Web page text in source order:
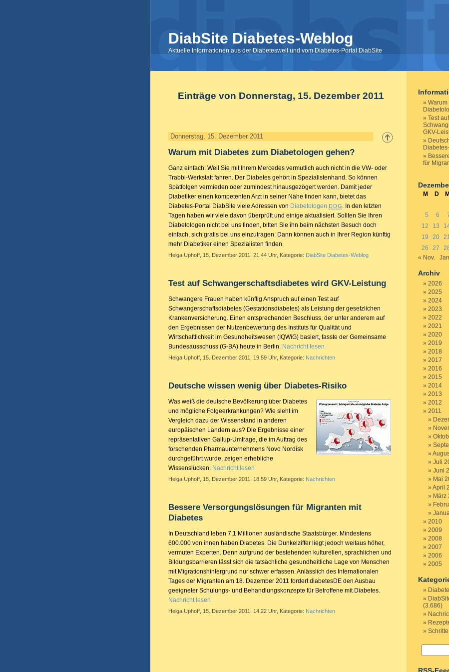
DiabSite Diabetes-Weblog
Aktuelle Informationen aus der Diabeteswelt und vom Diabetes-Portal DiabSite
Einträge von Donnerstag, 15. Dezember 2011
Donnerstag, 15. Dezember 2011
Warum mit Diabetes zum Diabetologen gehen?
Ganz einfach: Weil Sie mit Ihrem Mercedes vermutlich auch nicht in die VW- oder
Trabbi-Werkstatt fahren. Der Diabetes gehört in Spezialistenhand. So können
Spätfolgen vermieden oder zumindest hinausgezögert werden. Damit jeder
Diabetiker einen kompetenten Arzt in seiner Nähe finden kann, bietet das
Diabetes-Portal DiabSite viele Adressen von Diabetologen DDG. In den letzten
Tagen haben wir viele davon überprüft und einige aktualisiert. Sollten Sie Ihren
Diabetologen nicht bei uns finden, bitten Sie ihn beim nächsten Besuch doch
einfach, sich gratis bei uns einzutragen. Dann können auch in Ihrer Region künftig
mehr Diabetiker einen Spezialisten finden.
Helga Uphoff, 15. Dezember 2011, 21.44 Uhr, Kategorie: DiabSite Diabetes-Weblog
Test auf Schwangerschaftsdiabetes wird GKV-Leistung
Schwangere Frauen haben künftig Anspruch auf einen Test auf
Schwangerschaftsdiabetes (Gestationsdiabetes) als Leistung der gesetzlichen
Krankenversicherung. Einen entsprechenden Beschluss, der unter anderem auf
den Ergebnissen der Nutzenbewertung des Instituts für Qualität und
Wirtschaftlichkeit im Gesundheitswesen (IQWiG) basiert, fasste der Gemeinsame
Bundesausschuss (G-BA) heute in Berlin. Nachricht lesen
Helga Uphoff, 15. Dezember 2011, 19.59 Uhr, Kategorie: Nachrichten
Deutsche wissen wenig über Diabetes-Risiko
Was weiß die deutsche Bevölkerung über Diabetes
und mögliche Folgeerkrankungen? Wie sieht im
Vergleich dazu der Wissenstand in anderen
europäischen Ländern aus? Die Ergebnisse einer
repräsentativen Gallup-Umfrage, die im Auftrag des
forschenden Pharmaunternehmens Novo Nordisk
durchgeführt wurde, zeigen erhebliche
Wissenslücken. Nachricht lesen
Helga Uphoff, 15. Dezember 2011, 18.59 Uhr, Kategorie: Nachrichten
Bessere Versorgungslösungen für Migranten mit
Diabetes
In Deutschland leben 7,1 Millionen ausländische Staatsbürger. Mindestens
600.000 von ihnen haben Diabetes. Die Dunkelziffer liegt jedoch weitaus höher,
vermuten Experten. Denn aufgrund der bestehenden kulturellen, sprachlichen und
Bildungsbarrieren lässt sich die tatsächliche gesundheitliche Lage von Menschen
mit Migrationshintergrund nur schwer erfassen. Anlässlich des Internationalen
Tages der Migranten am 18. Dezember 2011 fordert diabetesDE den Ausbau
geeigneter Schulungs- und Behandlungskonzepte für Betroffene mit Diabetes.
Nachricht lesen
Helga Uphoff, 15. Dezember 2011, 14.22 Uhr, Kategorie: Nachrichten
Warum
Test auf
GKV-
für
M D M
5
6
12
13
19
20
26
27
« Nov.
Archiv
2026
2025
2024
2023
2022
2021
2020
2019
2018
2017
2016
2015
2014
2013
2012
2011
Juli
Juni
Mai
April
März
2010
2009
2008
2007
2006
2005
(3.686)